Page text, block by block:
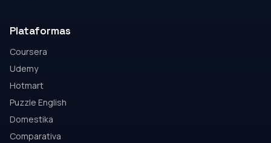
Plataformas
Coursera
Udemy
Hotmart
Puzzle English
Domestika
Comparativa